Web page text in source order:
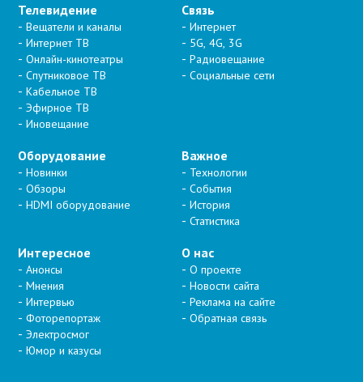
Телевидение
Вещатели и каналы
Интернет ТВ
Онлайн-кинотеатры
Спутниковое ТВ
Кабельное ТВ
Эфирное ТВ
Иновещание
Связь
Интернет
5G, 4G, 3G
Радиовещание
Социальные сети
Оборудование
Новинки
Обзоры
HDMI оборудование
Важное
Технологии
События
История
Статистика
Интересное
Анонсы
Мнения
Интервью
Фоторепортаж
Электросмог
Юмор и казусы
О нас
О проекте
Новости сайта
Реклама на сайте
Обратная связь